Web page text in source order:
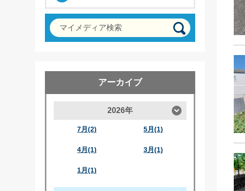
マイメディア検索
アーカイブ
2026年
7月(2) 5月(1)
4月(1) 3月(1)
1月(1)